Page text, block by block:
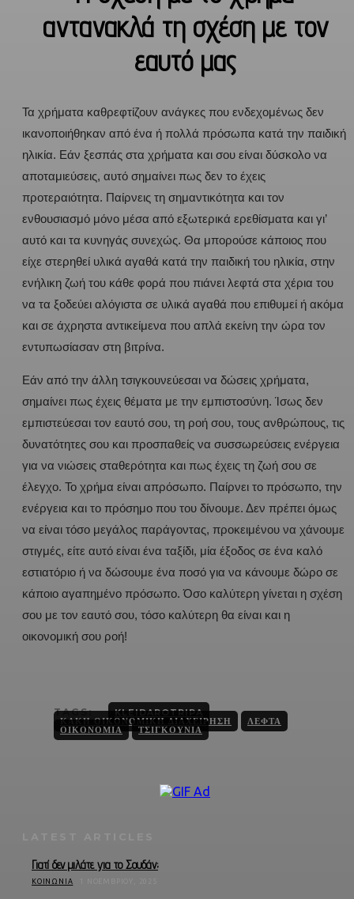
αντανακλά τη σχέση με τον
εαυτό μας
Τα χρήματα καθρεφτίζουν ανάγκες που ενδεχομένως δεν
ικανοποιήθηκαν από ένα ή πολλά πρόσωπα κατά την παιδική
ηλικία. Εάν ξεσπάς στα χρήματα και σου είναι δύσκολο να
αποταμιεύσεις, αυτό σημαίνει πως δεν το έχεις
προτεραιότητα. Παίρνεις τη σημαντικότητα και τον
ενθουσιασμό μόνο μέσα από εξωτερικά ερεθίσματα και γι’
αυτό και τα κυνηγάς συνεχώς. Θα μπορούσε κάποιος που
είχε στερηθεί υλικά αγαθά κατά την παιδική του ηλικία, στην
ενήλικη ζωή του κάθε φορά που πιάνει λεφτά στα χέρια του
να τα ξοδεύει αλόγιστα σε υλικά αγαθά που επιθυμεί ή ακόμα
και σε άχρηστα αντικείμενα που απλά εκείνη την ώρα τον
εντυπωσίασαν στη βιτρίνα.
Εάν από την άλλη τσιγκουνεύεσαι να δώσεις χρήματα,
σημαίνει πως έχεις θέματα με την εμπιστοσύνη. Ίσως δεν
εμπιστεύεσαι τον εαυτό σου, τη ροή σου, τους ανθρώπους, τις
δυνατότητες σου και προσπαθείς να συσσωρεύσεις ενέργεια
για να νιώσεις σταθερότητα και πως έχεις τη ζωή σου σε
έλεγχο. Το χρήμα είναι απρόσωπο. Παίρνει το πρόσωπο, την
ενέργεια και το πρόσημο που του δίνουμε. Δεν πρέπει όμως
να είναι τόσο μεγάλος παράγοντας, προκειμένου να χάνουμε
στιγμές, είτε αυτό είναι ένα ταξίδι, μία έξοδος σε ένα καλό
εστιατόριο ή να δώσουμε ένα ποσό για να κάνουμε δώρο σε
κάποιο αγαπημένο πρόσωπο. Όσο καλύτερη γίνεται η σχέση
σου με τον εαυτό σου, τόσο καλύτερη θα είναι και η
οικονομική σου ροή!
TAGS: KLEIDAROTRIPA
ΚΑΚΉ ΟΙΚΟΝΟΜΙΚΉ ΔΙΑΧΕΊΡΗΣΗ ΛΕΦΤΆ
ΟΙΚΟΝΟΜΊΑ ΤΣΙΓΚΟΥΝΙΆ
Γιατί δεν μιλάτε για το Σουδάν;
ΚΟΙΝΩΝΊΑ